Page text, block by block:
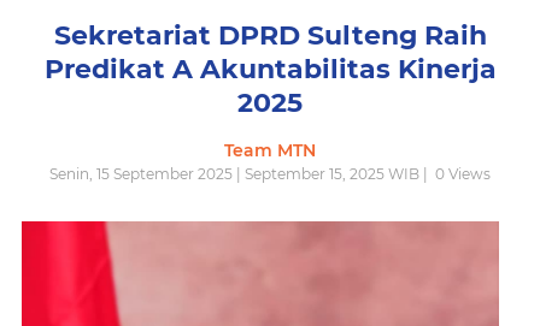
Sekretariat DPRD Sulteng Raih
Predikat A Akuntabilitas Kinerja
2025
Team MTN
Senin, 15 September 2025 | September 15, 2025 WIB | 0 Views